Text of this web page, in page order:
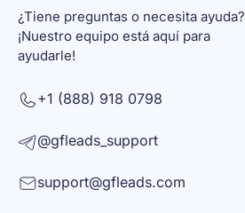
¿Tiene preguntas o necesita ayuda?
¡Nuestro equipo está aquí para
ayudarle!
+1 (888) 918 0798
@gfleads_support
support@gfleads.com